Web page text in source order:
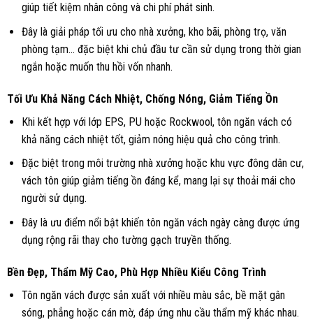
giúp tiết kiệm nhân công và chi phí phát sinh.
Đây là giải pháp tối ưu cho nhà xưởng, kho bãi, phòng trọ, văn
phòng tạm… đặc biệt khi chủ đầu tư cần sử dụng trong thời gian
ngắn hoặc muốn thu hồi vốn nhanh.
Tối Ưu Khả Năng Cách Nhiệt, Chống Nóng, Giảm Tiếng Ồn
Khi kết hợp với lớp EPS, PU hoặc Rockwool, tôn ngăn vách có
khả năng cách nhiệt tốt, giảm nóng hiệu quả cho công trình.
Đặc biệt trong môi trường nhà xưởng hoặc khu vực đông dân cư,
vách tôn giúp giảm tiếng ồn đáng kể, mang lại sự thoải mái cho
người sử dụng.
Đây là ưu điểm nổi bật khiến tôn ngăn vách ngày càng được ứng
dụng rộng rãi thay cho tường gạch truyền thống.
Bền Đẹp, Thẩm Mỹ Cao, Phù Hợp Nhiều Kiểu Công Trình
Tôn ngăn vách được sản xuất với nhiều màu sắc, bề mặt gân
sóng, phẳng hoặc cán mờ, đáp ứng nhu cầu thẩm mỹ khác nhau.